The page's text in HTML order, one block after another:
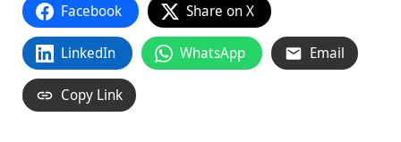
Facebook Share on X
LinkedIn WhatsApp Email
Copy Link